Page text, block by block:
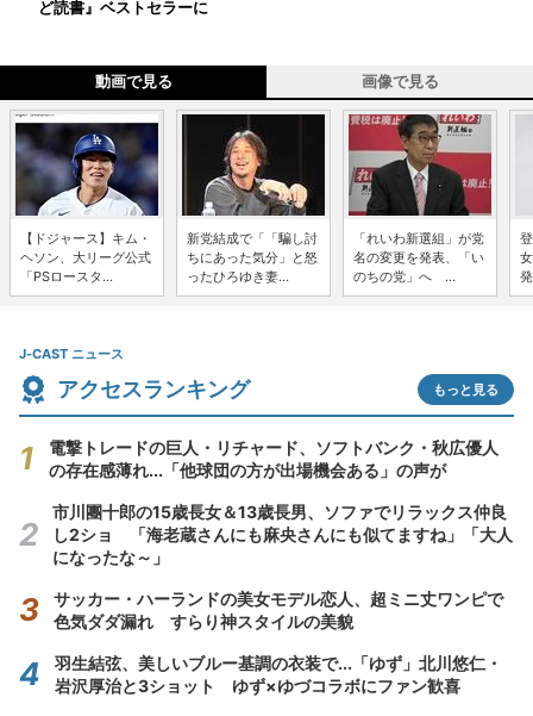
ど読書』ベストセラーに
動画で見る 画像で見る
【ドジャース】キム・
ヘソン、大リーグ公式
「PSロースタ...
新党結成で「「騙し討
ちにあった気分」と怒
ったひろゆき妻...
「れいわ新選組」が党
名の変更を発表、「い
のちの党」へ ...
J-CAST ニュース
アクセスランキング もっと見る
電撃トレードの巨人・リチャード、ソフトバンク・秋広優人
の存在感薄れ...「他球団の方が出場機会ある」の声が
市川團十郎の15歳長女＆13歳長男、ソファでリラックス仲良
し2ショ 「海老蔵さんにも麻央さんにも似てますね」「大人
になったな～」
サッカー・ハーランドの美女モデル恋人、超ミニ丈ワンピで
色気ダダ漏れ すらり神スタイルの美貌
羽生結弦、美しいブルー基調の衣装で...「ゆず」北川悠仁・
岩沢厚治と3ショット ゆず×ゆづコラボにファン歓喜